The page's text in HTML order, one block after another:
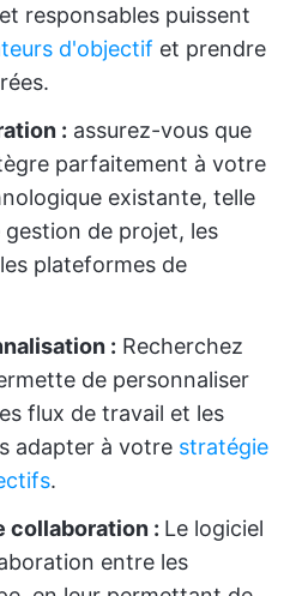
responsables puissent
d'objectif et prendre
: assurez-vous que
parfaitement à votre
existante, telle
gestion de projet, les
plateformes de
: Recherchez
de personnaliser
flux de travail et les
adapter à votre stratégie
.
collaboration : Le logiciel
entre les